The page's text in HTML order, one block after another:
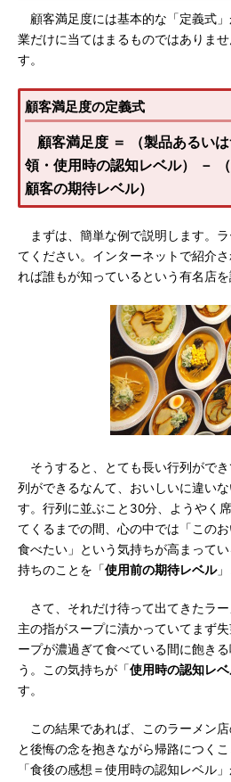
顧客満足度には基本的な「定義式
業だけに当てはまるものではありま
す。
顧客満足度の定義式
顧客満足度 ＝ （製品あるい
領・使用時の認知レベル） －
顧客の期待レベル）
まずは、簡単な例で説明します。
てください。インターネットで紹介
れば誰もが知っているという有名店を
そうすると、とても長い行列がで
列ができるなんて、おいしいに違い
す。行列に並ぶこと30分、ようやく
てくるまでの間、心の中では「この
食べたい」という気持ちが高まって
持ちのことを「使用前の期待レベル」
さて、それだけ待って出てきたラ
主の指がスープに漬かっていてまず
ープが濃過ぎて食べている間に飽き
う。この気持ちが「使用時の認知レ
す。
この結果であれば、このラーメン
と後悔の念を抱きながら帰路につく
「食後の感想＝使用時の認知レベル